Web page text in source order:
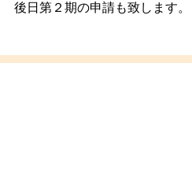
後日第２期の申請も致します。